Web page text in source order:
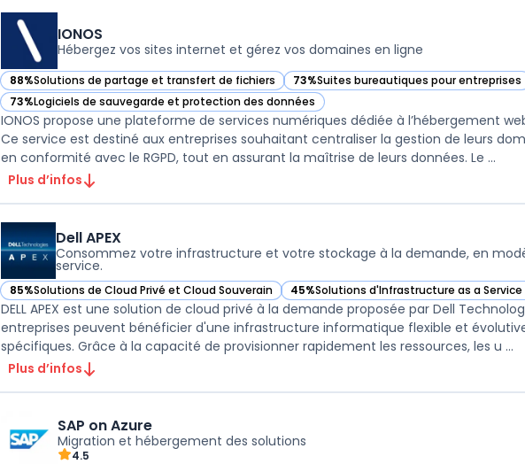
IONOS
Hébergez vos sites internet et gérez vos domaines en ligne
88%Solutions de partage et transfert de fichiers
— voir IONOS dans cette catégorie 73%Suites bureautiques pour entreprises
— voir IONOS dans cette catégorie
73%Logiciels de sauvegarde et protection des données
— voir IONOS dans cette catégorie
IONOS propose une plateforme de services numériques dédiée à l’hébergement
Ce service est destiné aux entreprises souhaitant centraliser la gestion de leurs
en conformité avec le RGPD, tout en assurant la maîtrise de leurs données. Le ...
Plus d’infos
Dell APEX
Consommez votre infrastructure et votre stockage à la demande, en
service.
85%Solutions de Cloud Privé et Cloud Souverain
— voir Dell APEX dans cette catégorie 45%Solutions d'Infrastructure as a Service
— voir Dell APEX dans cette catégorie
DELL APEX est une solution de cloud privé à la demande proposée par Dell
entreprises peuvent bénéficier d'une infrastructure informatique flexible et
spécifiques. Grâce à la capacité de provisionner rapidement les ressources, les u ...
Plus d’infos
SAP on Azure
Migration et hébergement des solutions
4.5